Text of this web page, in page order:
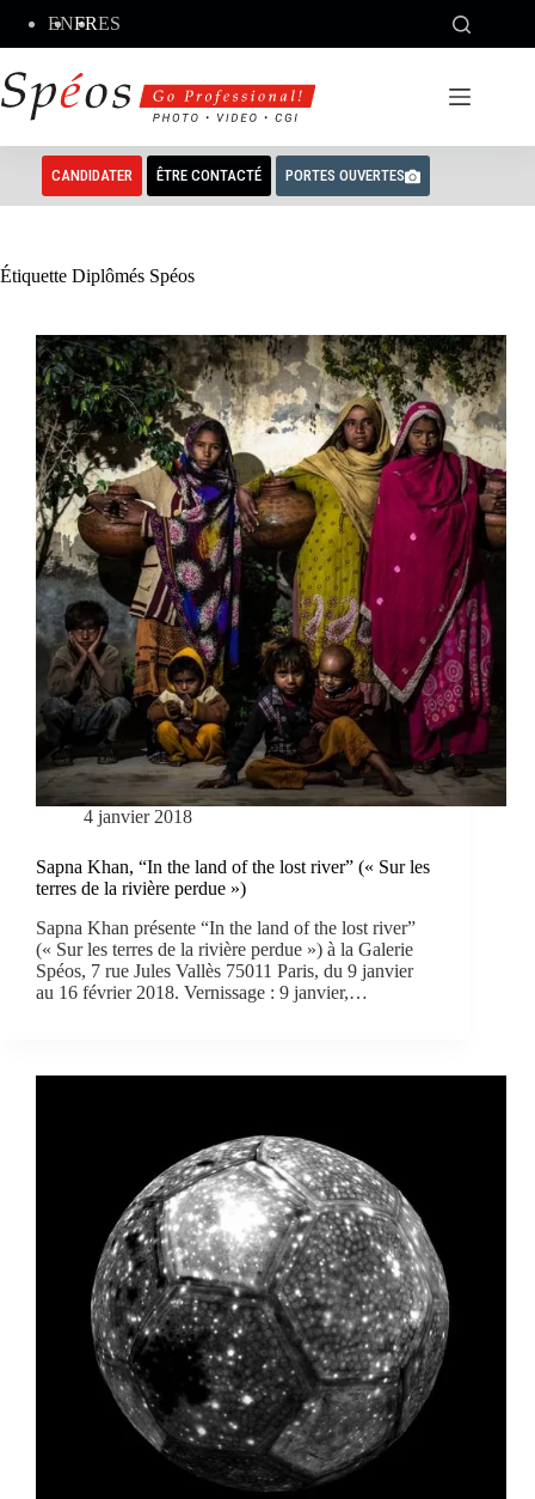
contenu
ENFRES
CANDIDATER ÊTRE CONTACTÉ PORTES OUVERTES
Étiquette Diplômés Spéos
4 janvier 2018
Sapna Khan, “In the land of the lost river” (« Sur les
terres de la rivière perdue »)
Sapna Khan présente “In the land of the lost river”
(« Sur les terres de la rivière perdue ») à la Galerie
Spéos, 7 rue Jules Vallès 75011 Paris, du 9 janvier
au 16 février 2018. Vernissage : 9 janvier,…